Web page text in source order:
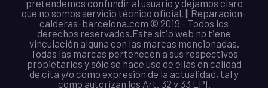
pretendemos confundir al usuario y dejamos claro
que no somos servicio técnico oficial. || Reparacion-
calderas-barcelona.com © 2019 - Todos los
derechos reservados.Este sitio web no tiene
vinculación alguna con las marcas mencionadas.
Todas las marcas pertenecen a sus respectivos
propietarios y sólo se hace uso de ellas en calidad
de cita y/o como expresión de la actualidad, tal y
como autorizan los Art. 32 y 33 LPI.